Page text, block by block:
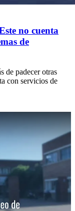
no cuenta
de
de padecer otras
con servicios de
alertan